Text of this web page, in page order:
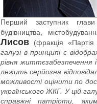
Перший заступник
будівництва,
Лисов (фракція «Партія
галузі в принципі є
рівня життєзабезпечення
лежить серйозна
можливості оцінити по
українського ЖКГ. У цій
справжні патріоти,